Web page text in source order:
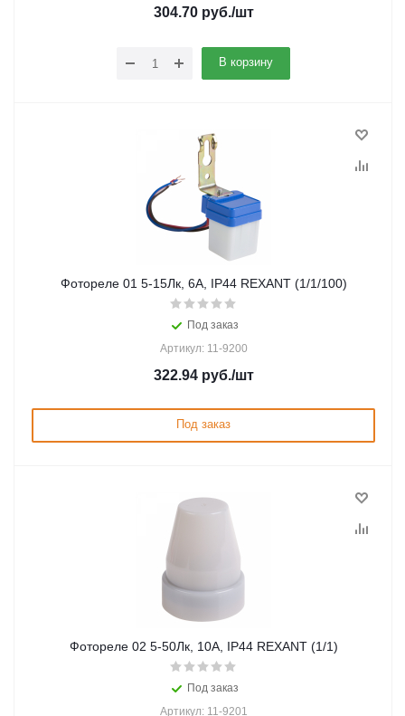
304.70руб./шт
В корзину
Фотореле 01 5-15Лк, 6А, IP44 REXANT (1/1/100)
Под заказ
Артикул: 11-9200
322.94руб./шт
Под заказ
Фотореле 02 5-50Лк, 10А, IP44 REXANT (1/1)
Под заказ
Артикул: 11-9201